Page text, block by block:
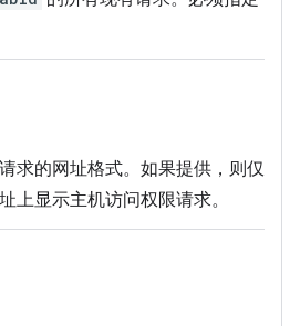
求的网址格式。如果提供，则仅
上显示主机访问权限请求。